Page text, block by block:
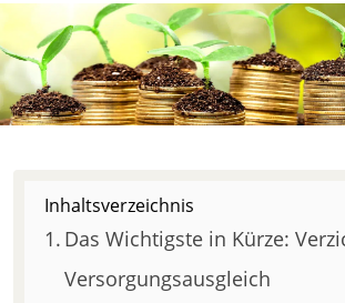
Inhaltsverzeichnis
Das Wichtigste in Kürze:
Versorgungsausgleich